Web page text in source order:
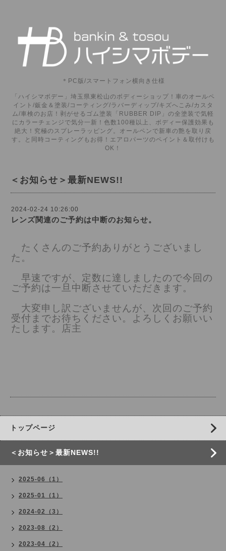
＊PC版/スマートフォン横向き仕様
「ハイシマボデー」埼玉県東松山のボディーショップ！車のオールペ
イント/鈑金＆塗装/コーティング/ラバーディップ/キズへこみ/カスタ
ム/車検のお店！剥がせるゴム塗装「RUBBER DIP」の全塗装で気軽
にカラーチェンジで気分一新！色数100種以上、ボディー保護効果も
絶大！究極のスプレーラッピング。オールペンで新車の艶を取り戻
す。と同時コーティングもお得！エアロパーツのペイント＆取付けも
OK！
＜お知らせ＞最新NEWS!!
2024-02-24 10:26:00
レンズ関連のご予約は中断のお知らせ。
たくさんのご予約ありがとうございまし
た。
早速ですが、定数に達しましたので今回の
ご予約は一旦中断させていただきます。
大変申し訳ございませんが、次回のご予約
受付までお待ちください。よろしくお願いい
たします。店主
トップページ
＜お知らせ＞最新NEWS!!
2025-06（1）
2025-01（1）
2024-02（3）
2023-08（2）
2023-04（2）